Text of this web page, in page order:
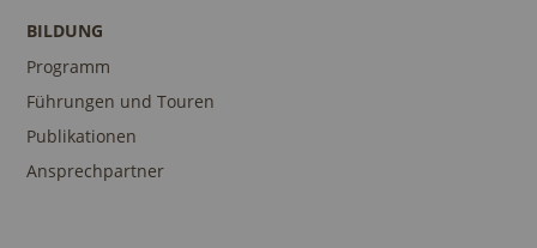
BILDUNG
Programm
Führungen und Touren
Publikationen
Ansprechpartner